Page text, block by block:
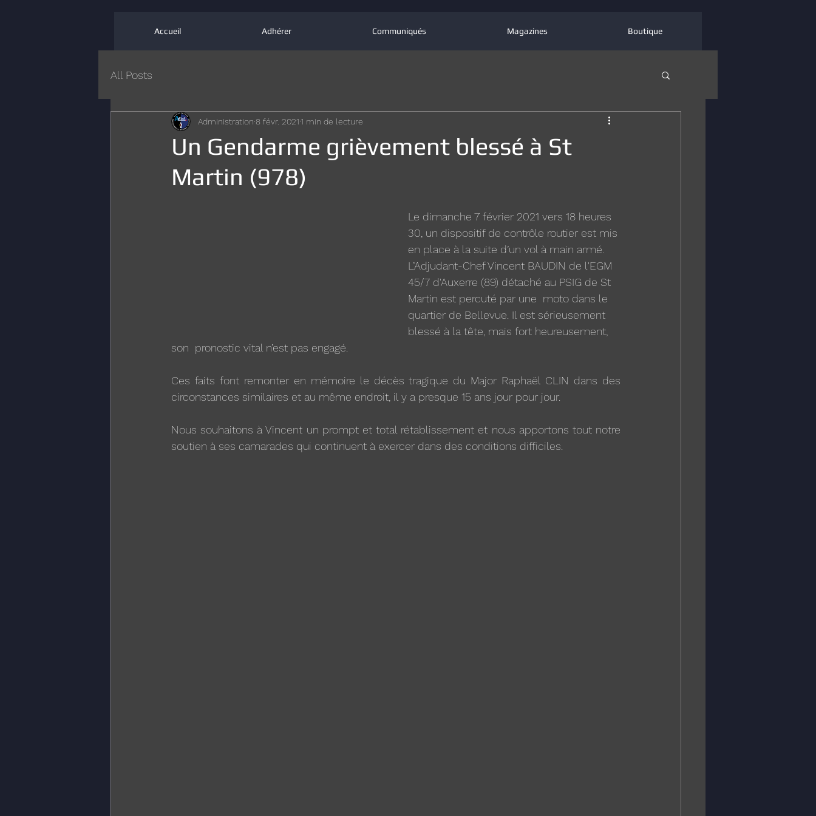
Accueil Adhérer Communiqués Magazines Boutique
All Posts
Un Gendarme grièvement blessé à St
Martin (978)
Administration 8 févr. 2021 1 min de lecture
Le dimanche 7 février 2021 vers 18 heures
30, un dispositif de contrôle routier est mis
en place à la suite d’un vol à main armé.
L’Adjudant-Chef Vincent BAUDIN de l'EGM
45/7 d'Auxerre (89) détaché au PSIG de St
Martin est percuté par une  moto dans le
quartier de Bellevue. Il est sérieusement
blessé à la tête, mais fort heureusement,
son  pronostic vital n’est pas engagé.
Ces faits font remonter en mémoire le décès tragique du Major Raphaël CLIN dans des
circonstances similaires et au même endroit, il y a presque 15 ans jour pour jour.
Nous souhaitons à Vincent un prompt et total rétablissement et nous apportons tout notre
soutien à ses camarades qui continuent à exercer dans des conditions difficiles.